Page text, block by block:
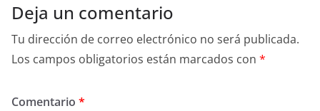
Deja un comentario
Tu dirección de correo electrónico no será publicada.
Los campos obligatorios están marcados con *
Comentario *